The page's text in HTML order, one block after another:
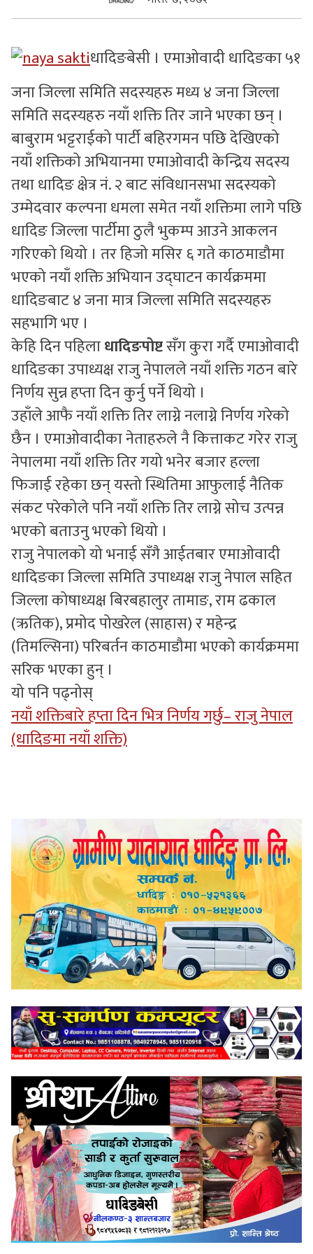
सुचनाहरु
स्वास्थ्य
भिडियो
धादिङबेसी । एमाओवादी धादिङका ५१
जना जिल्ला समिति सदस्यहरु मध्य ४ जना जिल्ला
समिति सदस्यहरु नयाँ शक्ति तिर जाने भएका छन् ।
बाबुराम भट्टराईको पार्टी बहिरगमन पछि देखिएको
नयाँ शक्तिको अभियानमा एमाओवादी केन्द्रिय सदस्य
तथा धादिङ क्षेत्र नं. २ बाट संविधानसभा सदस्यको
उम्मेदवार कल्पना धमला समेत नयाँ शक्तिमा लागे पछि
धादिङ जिल्ला पार्टीमा ठुलै भुकम्प आउने आकलन
गरिएको थियो । तर हिजो मसिर ६ गते काठमाडौमा
भएको नयाँ शक्ति अभियान उद्घाटन कार्यक्रममा
धादिङबाट ४ जना मात्र जिल्ला समिति सदस्यहरु
सहभागि भए ।
केहि दिन पहिलाधादिङपोष्टसँग कुरा गर्दै एमाओवादी
धादिङका उपाध्यक्ष राजु नेपालले नयाँ शक्ति गठन बारे
निर्णय सुन्न हप्ता दिन कुर्नु पर्ने थियो ।
उहाँले आफै नयाँ शक्ति तिर लाग्ने नलाग्ने निर्णय गरेको
छैन । एमाओवादीका नेताहरुले नै कित्ताकट गरेर राजु
नेपालमा नयाँ शक्ति तिर गयो भनेर बजार हल्ला
फिजाई रहेका छन् यस्तो स्थितिमा आफुलाई नैतिक
संकट परेकोले पनि नयाँ शक्ति तिर लाग्ने सोच उत्पन्न
भएको बताउनु भएको थियो ।
राजु नेपालको यो भनाई सँगै आईतबार एमाओवादी
धादिङका जिल्ला समिति उपाध्यक्ष राजु नेपाल सहित
जिल्ला कोषाध्यक्ष बिरबहालुर तामाङ, राम ढकाल
(ऋतिक), प्रमोद पोखरेल (साहास) र महेन्द्र
(तिमल्सिना) परिबर्तन काठमाडौमा भएको कार्यक्रममा
सरिक भएका हुन् ।
यो पनि पढ्नोस्
नयाँ शक्तिबारे हप्ता दिन भित्र निर्णय गर्छु– राजु नेपाल
(धादिङमा नयाँ शक्ति)